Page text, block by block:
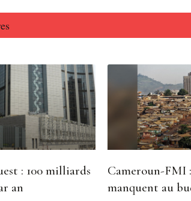
: 100 milliards
an
Cameroun-FMI
manquent au